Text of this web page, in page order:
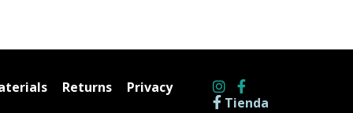
Returns
Privacy
Tienda